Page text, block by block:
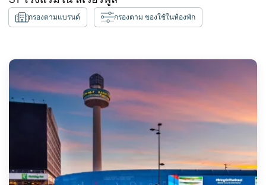
กรองตามแบรนด์ กรองตาม ของใช้ในห้องพัก